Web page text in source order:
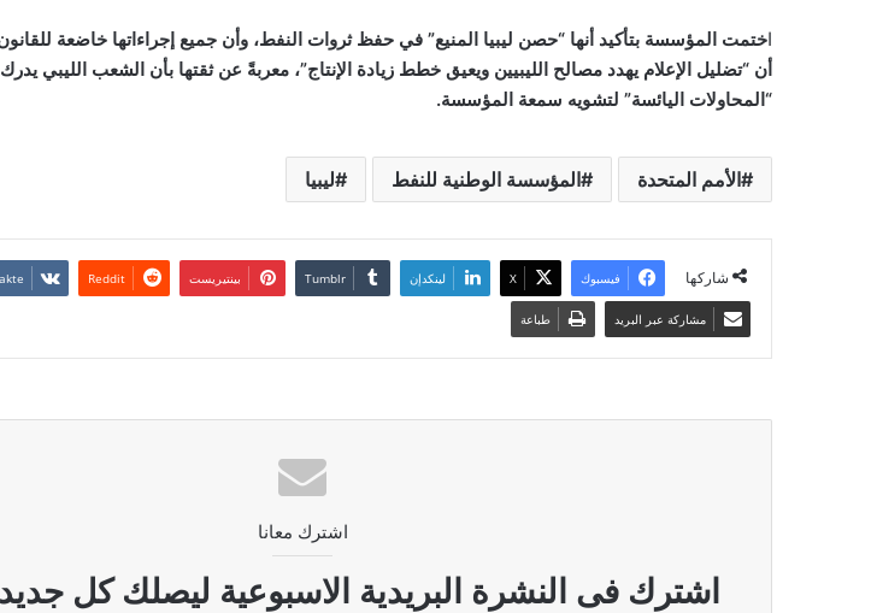
اختمت المؤسسة بتأكيد أنها “حصن ليبيا المنيع” في حفظ ثروات النفط، وأن جميع إجراءاتها خاضعة
أن “تضليل الإعلام يهدد مصالح الليبيين ويعيق خطط زيادة الإنتاج”، معربةً عن ثقتها بأن الشعب الليبي
“المحاولات اليائسة” لتشويه سمعة المؤسسة.
الأمم المتحدة المؤسسة الوطنية للنفط ليبيا
شاركها فيسبوك ‫X لينكدإن بينتيريست
مشاركة عبر البريد طباعة
اشترك معانا
اشترك فى النشرة البريدية الاسبوعية ليصلك كل جديد